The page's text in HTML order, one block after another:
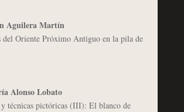
Aguilera Martín
del Oriente Próximo Antiguo en la pila de
Alonso Lobato
técnicas pictóricas (III): El blanco de